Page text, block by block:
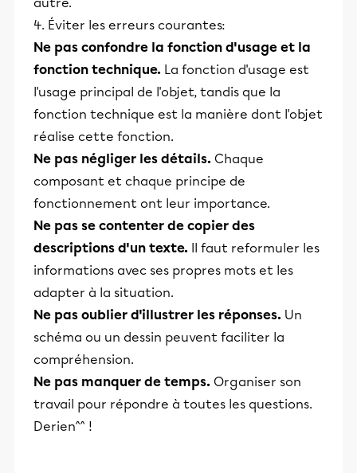
4. Éviter les erreurs courantes:
Ne pas confondre la fonction d'usage et la
fonction technique. La fonction d'usage est
l'usage principal de l'objet, tandis que la
fonction technique est la manière dont l'objet
réalise cette fonction.
Ne pas négliger les détails. Chaque
composant et chaque principe de
fonctionnement ont leur importance.
Ne pas se contenter de copier des
descriptions d'un texte. Il faut reformuler les
informations avec ses propres mots et les
adapter à la situation.
Ne pas oublier d'illustrer les réponses. Un
schéma ou un dessin peuvent faciliter la
compréhension.
Ne pas manquer de temps. Organiser son
travail pour répondre à toutes les questions.
Derien^^ !